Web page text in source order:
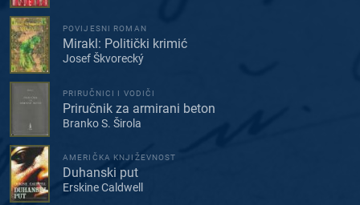
POVIJESNI ROMAN
Mirakl: Politički krimić
Josef Škvorecký
PRIRUČNICI I VODIČI
Priručnik za armirani beton
Branko S. Širola
AMERIČKA KNJIŽEVNOST
Duhanski put
Erskine Caldwell